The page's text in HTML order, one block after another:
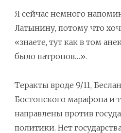
Я сейчас немного
Латынину, потому что
«знаете, тут как в том
было патронов…».
Теракты вроде 9/11,
Бостонского марафона и
направлены против
политики. Нет